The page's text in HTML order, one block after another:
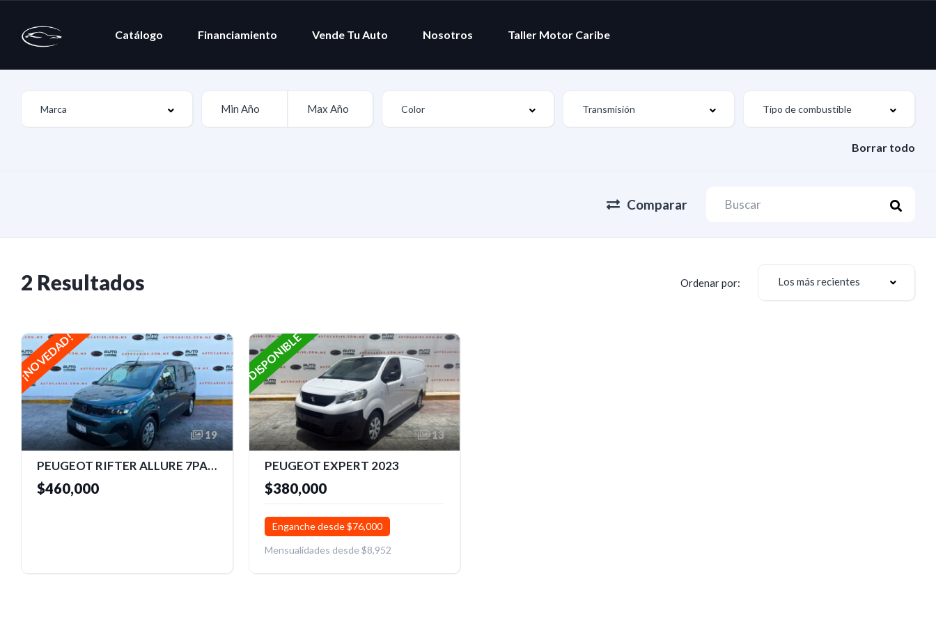
Catálogo Financiamiento Vende Tu Auto Nosotros Taller Motor Caribe
Borrar todo
Comparar
2 Resultados Ordenar por: Los más recientes
¡NOVEDAD!
19
PEUGEOT RIFTER ALLURE 7PAX 2026
$460,000
DISPONIBLE
13
PEUGEOT EXPERT 2023
$380,000
Enganche desde $76,000
Mensualidades desde $8,952